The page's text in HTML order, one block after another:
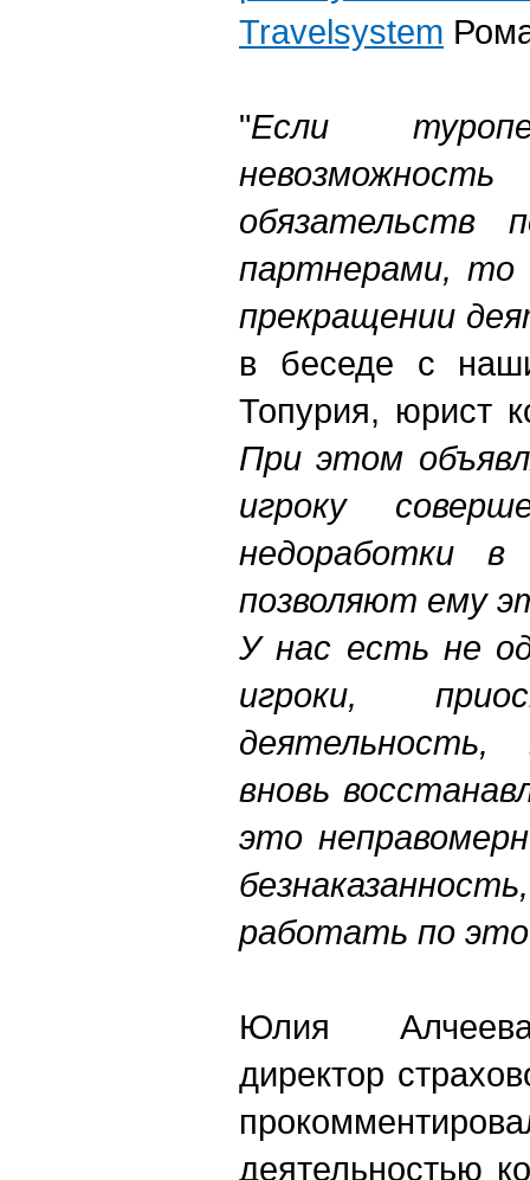
Travelsystem
"Если
обязательств
партнерами, то
прекращении
в беседе с
Топурия, юрист
При этом
игроку
недоработки в
позволяют ему
У нас есть не
игроки,
вновь
это
работать по
Юлия
директор
деятельностью